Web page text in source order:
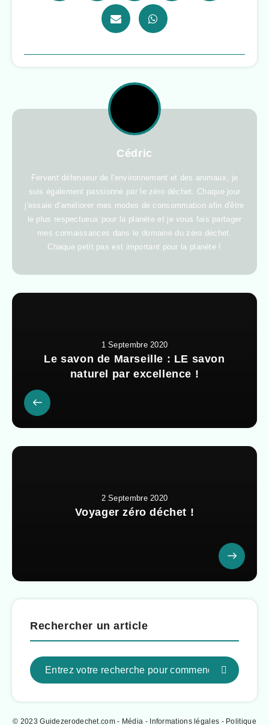
Cédric
Fervent défenseur de l'environnement et des animaux, je
suis également passionné par le zéro déchet. Chaque jour
j'essaie d'améliorer mes modes de consommation afin d'être
le plus respectueux pour la planète et je vous fais partager
mes connaissances dans le domaine du zéro déchet.
Chaque petit pas est important pour la planète !
1 Septembre 2020
Le savon de Marseille : LE savon
naturel par excellence !
2 Septembre 2020
Voyager zéro déchet !
Rechercher un article
© 2023 Guidezerodechet.com - Média - Informations légales - Politique